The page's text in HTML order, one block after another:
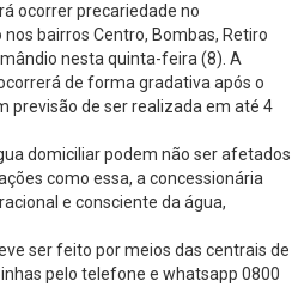
ocorrer precariedade no
bairros Centro, Bombas, Retiro
nesta quinta-feira (8). A
de forma gradativa após o
previsão de ser realizada em até 4
domiciliar podem não ser afetados
como essa, a concessionária
e consciente da água,
ser feito por meios das centrais de
pelo telefone e whatsapp 0800